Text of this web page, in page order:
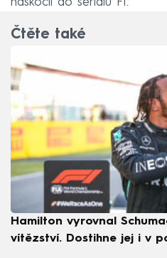
naskočil do seriálu F1.
Čtěte také
Hamilton vyrovnal
vítězství. Dostihne jej i v